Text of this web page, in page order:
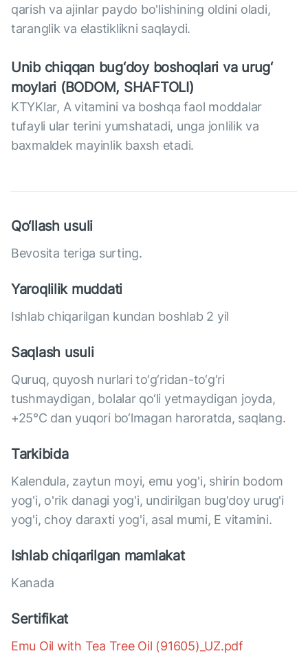
qarish va ajinlar paydo bo'lishining oldini oladi,
taranglik va elastiklikni saqlaydi.
Unib chiqqan bug‘doy boshoqlari va urug‘
moylari (BODOM, SHAFTOLI)
KTYKlar, A vitamini va boshqa faol moddalar
tufayli ular terini yumshatadi, unga jonlilik va
baxmaldek mayinlik baxsh etadi.
Qo‘llash usuli
Bevosita teriga surting.
Yaroqlilik muddati
Ishlab chiqarilgan kundan boshlab 2 yil
Saqlash usuli
Quruq, quyosh nurlari to‘g‘ridan-to‘g‘ri
tushmaydigan, bolalar qo‘li yetmaydigan joyda,
+25°C dan yuqori bo‘lmagan haroratda, saqlang.
Tarkibida
Kalendula, zaytun moyi, emu yog'i, shirin bodom
yog'i, o'rik danagi yog'i, undirilgan bug'doy urug'i
yog'i, choy daraxti yog'i, asal mumi, E vitamini.
Ishlab chiqarilgan mamlakat
Kanada
Sertifikat
Emu Oil with Tea Tree Oil (91605)_UZ.pdf